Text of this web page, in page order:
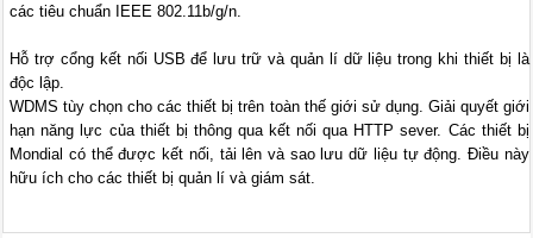
các tiêu chuẩn IEEE 802.11b/g/n.
Hỗ trợ cổng kết nối USB để lưu trữ và quản lí dữ liệu trong khi thiết bị là
độc lập.
WDMS tùy chọn cho các thiết bị trên toàn thế giới sử dụng. Giải quyết giới
hạn năng lực của thiết bị thông qua kết nối qua HTTP sever. Các thiết bị
Mondial có thể được kết nối, tải lên và sao lưu dữ liệu tự động. Điều này
hữu ích cho các thiết bị quản lí và giám sát.